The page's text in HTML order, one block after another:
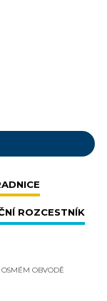
ROZCESTNÍK
OSMÉM OBVODĚ